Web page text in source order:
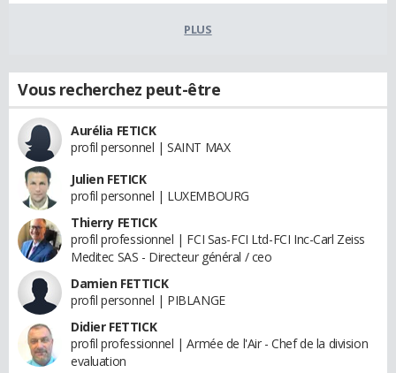
PLUS
Vous recherchez peut-être
Aurélia FETICK
profil personnel | SAINT MAX
Julien FETICK
profil personnel | LUXEMBOURG
Thierry FETICK
profil professionnel | FCI Sas-FCI Ltd-FCI Inc-Carl Zeiss
Meditec SAS - Directeur général / ceo
Damien FETTICK
profil personnel | PIBLANGE
Didier FETTICK
profil professionnel | Armée de l'Air - Chef de la division
evaluation